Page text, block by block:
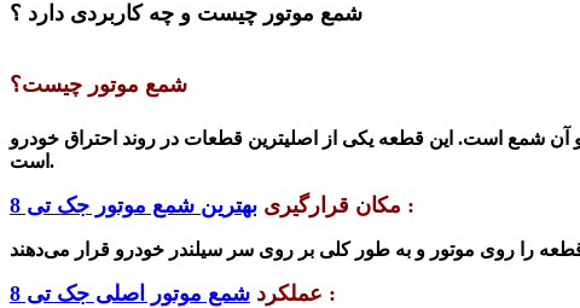
شمع موتور چیست و چه کاربردی دارد ؟
شمع موتور چیست؟
و آن شمع است. این قطعه یکی از اصلیترین قطعات در روند احتراق خودرو
است.
مکان قرارگیری بهترین شمع موتور جک تی 8 :
را روی موتور و به طور کلی بر روی سر سیلندر خودرو قرار
عملکرد شمع موتور اصلی جک تی 8 :